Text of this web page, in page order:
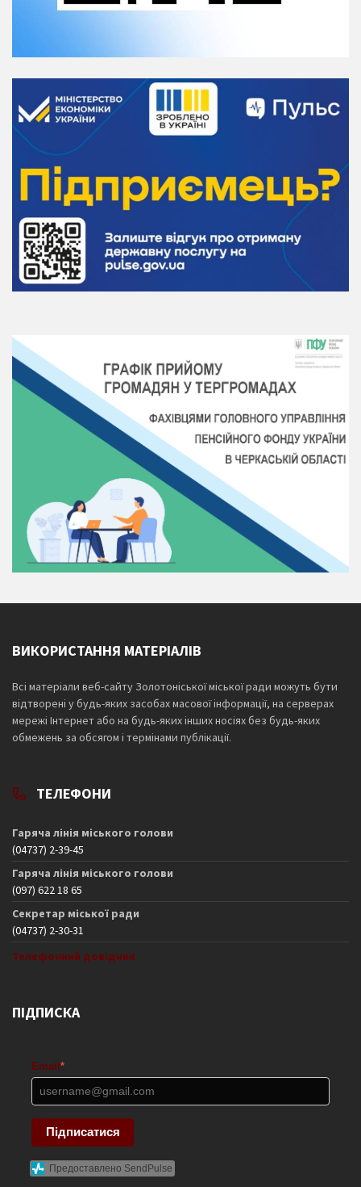
ВИКОРИСТАННЯ МАТЕРІАЛІВ
Всі матеріали веб-сайту Золотоніської міської ради можуть бути
відтворені у будь-яких засобах масової інформації, на серверах
мережі Інтернет або на будь-яких інших носіях без будь-яких
обмежень за обсягом і термінами публікації.
ТЕЛЕФОНИ
Гаряча лінія міського голови
(04737) 2-39-45
Гаряча лінія міського голови
(097) 622 18 65
Секретар міської ради
(04737) 2-30-31
Телефонний довідник
ПІДПИСКА
Email *
Підписатися
Предоставлено SendPulse